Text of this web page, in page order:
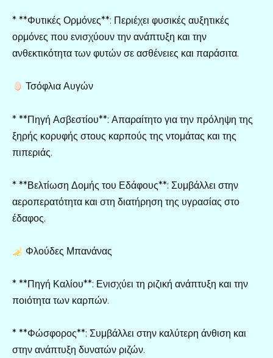
* **Φυτικές Ορμόνες**: Περιέχει φυσικές αυξητικές
ορμόνες που ενισχύουν την ανάπτυξη και την
ανθεκτικότητα των φυτών σε ασθένειες και παράσιτα.
Τσόφλια Αυγών
* **Πηγή Ασβεστίου**: Απαραίτητο για την πρόληψη της
ξηρής κορυφής στους καρπούς της ντομάτας και της
πιπεριάς.
* **Βελτίωση Δομής του Εδάφους**: Συμβάλλει στην
αεροπερατότητα και στη διατήρηση της υγρασίας στο
έδαφος.
Φλούδες Μπανάνας
* **Πηγή Καλίου**: Ενισχύει τη ριζική ανάπτυξη και την
ποιότητα των καρπών.
* **Φώσφορος**: Συμβάλλει στην καλύτερη άνθιση και
στην ανάπτυξη δυνατών ριζών.